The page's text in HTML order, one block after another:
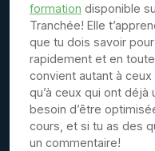
formation disponible
Tranchée! Elle
que tu dois savoir
rapidement et en
convient autant à
qu’à ceux qui ont
besoin d’être
cours, et si tu as des
un commentaire!